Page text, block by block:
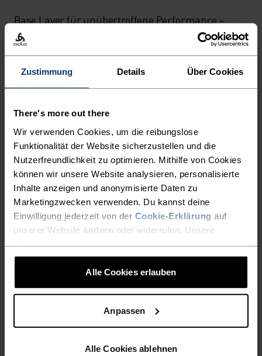
Zustimmung Details Über Cookies
There's more out there
Wir verwenden Cookies, um die reibungslose
Funktionalität der Website sicherzustellen und die
Nutzerfreundlichkeit zu optimieren. Mithilfe von Cookies
können wir unsere Website analysieren, personalisierte
Inhalte anzeigen und anonymisierte Daten zu
Marketingzwecken verwenden. Du kannst deine
Einwilligung jederzeit von der Cookie-Erklärung auf
unserer Website ändern oder widerrufen. Unsere
Alle Cookies erlauben
Anpassen
Alle Cookies ablehnen
Base Layer für unübertroffene Performance –
denn du bestimmst, wie dein Tag aussieht.
AKTIVITÄTSNIVEAU
NIEDRIG
AKTIVITÄTSART
ALLES HOCHINTENSIVE AKTIVITÄTEN
Wandern - Ski & Snow
MATERIALEIGENSCHAFTEN
SYNTHETISCH
MERINO
TEMPERATUR-KONTROLL-SYSTEM
WARM